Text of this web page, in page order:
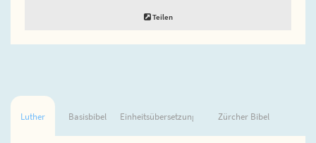
Teilen
Luther Basisbibel Einheitsübersetzung Zürcher Bibel